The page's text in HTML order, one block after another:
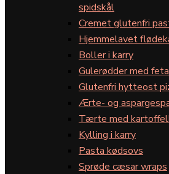
spidskål
Cremet glutenfri
Hjemmelavet
Boller i karry
Gulerødder med
Glutenfri hytteost
Ærte- og
Tærte med
Kylling i karry
Pasta kødsovs
Sprøde cæsar wraps